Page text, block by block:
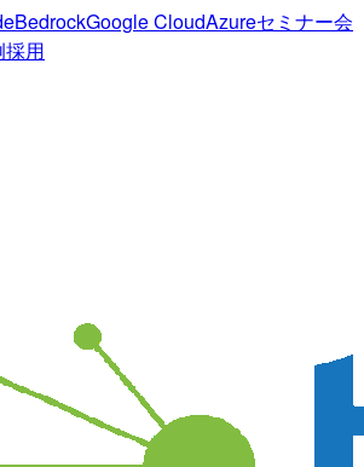
BedrockGoogle CloudAzureセミナー会
採用